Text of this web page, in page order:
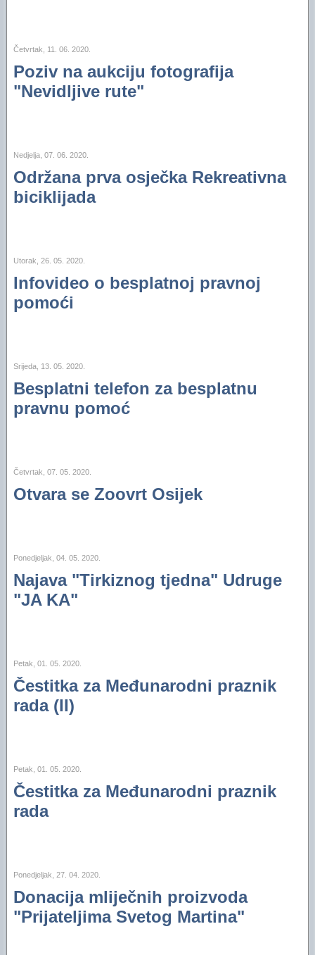
Četvrtak, 11. 06. 2020.
Poziv na aukciju fotografija
"Nevidljive rute"
Nedjelja, 07. 06. 2020.
Održana prva osječka Rekreativna
biciklijada
Utorak, 26. 05. 2020.
Infovideo o besplatnoj pravnoj
pomoći
Srijeda, 13. 05. 2020.
Besplatni telefon za besplatnu
pravnu pomoć
Četvrtak, 07. 05. 2020.
Otvara se Zoovrt Osijek
Ponedjeljak, 04. 05. 2020.
Najava "Tirkiznog tjedna" Udruge
"JA KA"
Petak, 01. 05. 2020.
Čestitka za Međunarodni praznik
rada (II)
Petak, 01. 05. 2020.
Čestitka za Međunarodni praznik
rada
Ponedjeljak, 27. 04. 2020.
Donacija mliječnih proizvoda
"Prijateljima Svetog Martina"